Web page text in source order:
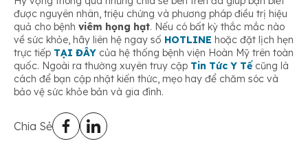
được nguyên nhân, triệu chứng và phương pháp điều trị hiệu
quả cho bệnh viêm họng hạt. Nếu có bất kỳ thắc mắc nào
về sức khỏe, hãy liên hệ ngay số HOTLINE hoặc đặt lịch hẹn
trực tiếp TẠI ĐÂY của hệ thống bệnh viện Hoàn Mỹ trên toàn
quốc. Ngoài ra thường xuyên truy cập Tin Tức Y Tế cũng là
cách để bạn cập nhật kiến thức, mẹo hay để chăm sóc và
bảo vệ sức khỏe bản và gia đình.
Chia Sẻ